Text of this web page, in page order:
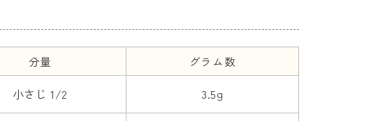
分量 グラム数
小さじ 1/2 3.5g